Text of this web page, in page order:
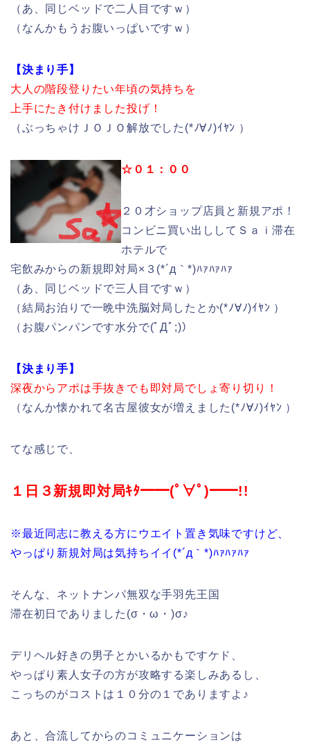
（あ、同じベッドで二人目ですｗ）
（なんかもうお腹いっぱいですｗ）
【決まり手】
大人の階段登りたい年頃の気持ちを
上手にたき付けました投げ！
（ぶっちゃけＪＯＪＯ解放でした(*ﾉ∀ﾉ)ｲﾔﾝ ）
☆０１：００
２０才ショップ店員と新規アポ！
コンビニ買い出ししてＳａｉ滞在
ホテルで
宅飲みからの新規即対局×３(*´д｀*)ﾊｧﾊｧﾊｧ
（あ、同じベッドで三人目ですｗ）
（結局お泊りで一晩中洗脳対局したとか(*ﾉ∀ﾉ)ｲﾔﾝ ）
（お腹パンパンです水分で(ﾟДﾟ;)）
【決まり手】
深夜からアポは手抜きでも即対局でしょ寄り切り！
（なんか懐かれて名古屋彼女が増えました(*ﾉ∀ﾉ)ｲﾔﾝ ）
てな感じで、
１日３新規即対局ｷﾀ━━(ﾟ∀ﾟ)━━!!
※最近同志に教える方にウエイト置き気味ですけど、
やっぱり新規対局は気持ちイイ(*´д｀*)ﾊｧﾊｧﾊｧ
そんな、ネットナンパ無双な手羽先王国
滞在初日でありました(σ・ω・)σ♪
デリヘル好きの男子とかいるかもですケド、
やっぱり素人女子の方が攻略する楽しみあるし、
こっちのがコストは１０分の１でありますよ♪
あと、合流してからのコミュニケーションは